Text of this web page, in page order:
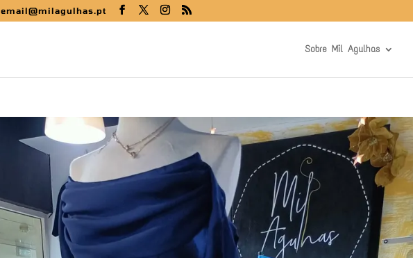
email@milagulhas.pt
Sobre Mil Agulhas